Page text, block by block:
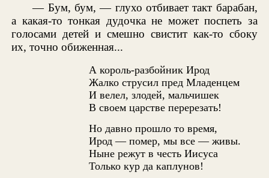
— Бум, бум, — глухо отбивает такт барабан,
а какая-то тонкая дудочка не может поспеть за
голосами детей и смешно свистит как-то сбоку
их, точно обиженная...
А король-разбойник Ирод
Жалко струсил пред Младенцем
И велел, злодей, мальчишек
В своем царстве перерезать!
Но давно прошло то время,
Ирод — помер, мы все — живы.
Ныне режут в честь Иисуса
Только кур да каплунов!